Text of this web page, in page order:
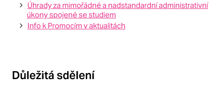
Úhrady za mimořádné a nadstandardní administrativní
úkony spojené se studiem
Info k Promocím v aktualitách
Důležitá sdělení